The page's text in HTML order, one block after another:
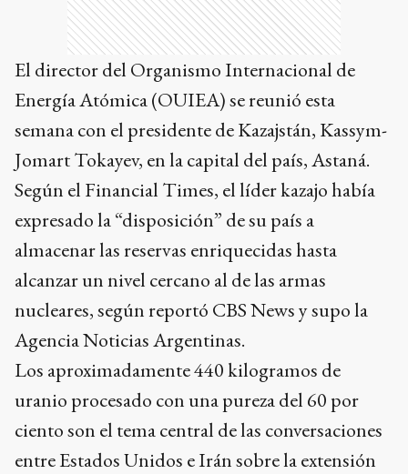
El director del Organismo Internacional de
Energía Atómica (OUIEA) se reunió esta
semana con el presidente de Kazajstán, Kassym-
Jomart Tokayev, en la capital del país, Astaná.
Según el Financial Times, el líder kazajo había
expresado la “disposición” de su país a
almacenar las reservas enriquecidas hasta
alcanzar un nivel cercano al de las armas
nucleares, según reportó CBS News y supo la
Agencia Noticias Argentinas.
Los aproximadamente 440 kilogramos de
uranio procesado con una pureza del 60 por
ciento son el tema central de las conversaciones
entre Estados Unidos e Irán sobre la extensión